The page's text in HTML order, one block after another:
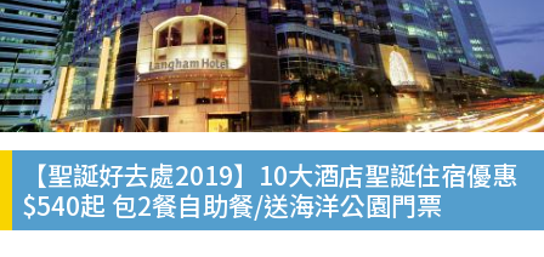
【聖誕好去處2019】10大酒店聖誕住宿優惠
$540起 包2餐自助餐/送海洋公園門票